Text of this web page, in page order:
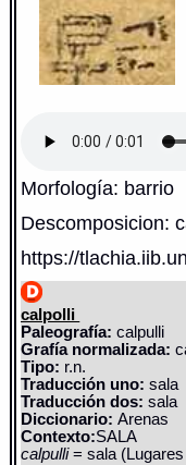
Morfología: barrio
Descomposicion:
https://
calpolli
Paleografía: calpulli
Grafía normalizada:
Tipo: r.n.
Traducción uno: sala
Traducción dos: sala
Diccionario:Arenas
Contexto:SALA
calpulli= sala